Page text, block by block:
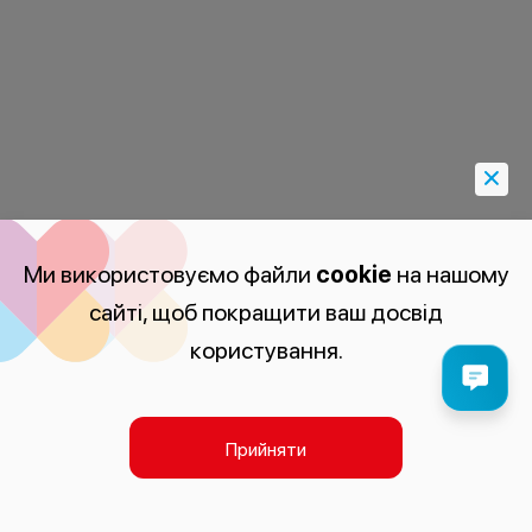
Ми використовуємо файли cookie на нашому
сайті, щоб покращити ваш досвід
користування.
Прийняти